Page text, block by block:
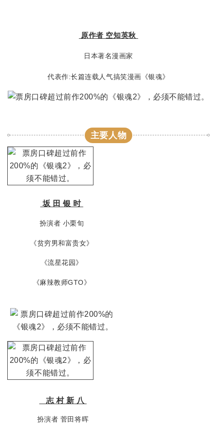
原作者 空知英秋
日本著名漫画家
代表作:长篇连载人气搞笑漫画《银魂》
主要人物
坂 田 银 时
扮演者 小栗旬
《贫穷男和富贵女》
《流星花园》
《麻辣教师GTO》
志 村 新 八
扮演者 菅田将晖